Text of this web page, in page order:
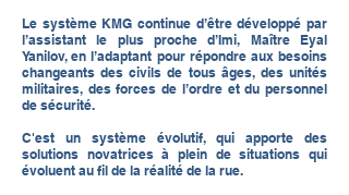
Le système KMG continue d’être développé par
l’assistant le plus proche d’Imi, Maître Eyal
Yanilov, en l’adaptant pour répondre aux besoins
changeants des civils de tous âges, des unités
militaires, des forces de l’ordre et du personnel
de sécurité.
C'est un système évolutif, qui apporte des
solutions novatrices à plein de situations qui
évoluent au fil de la réalité de la rue.